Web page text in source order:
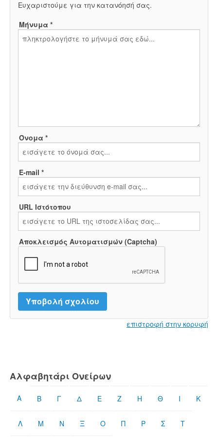
Ευχαριστούμε για την κατανόησή σας.
Μήνυμα *
Όνομα *
E-mail *
URL Ιστότοπου
Αποκλεισμός Αυτοματισμών (Captcha)
επιστροφή στην κορυφή
Αλφαβητάρι Ονείρων
Α Β Γ Δ Ε Ζ Η Θ Ι Κ
Λ Μ Ν Ξ Ο Π Ρ Σ Τ